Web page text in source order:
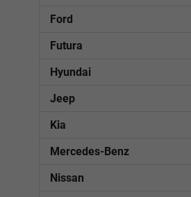
Ford
Futura
Hyundai
Jeep
Kia
Mercedes-Benz
Nissan